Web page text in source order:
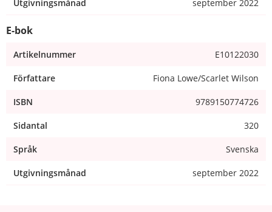
Utgivningsmånad september 2022
E-bok
Artikelnummer E10122030
Författare Fiona Lowe/Scarlet Wilson
ISBN 9789150774726
Sidantal 320
Språk Svenska
Utgivningsmånad september 2022